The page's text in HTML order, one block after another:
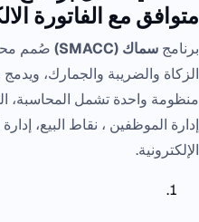
متوافق مع الفاتورة
برنامج سماك (SMACC)
صُمم
الزكاة والضريبة والجمارك،
منظومة واحدة تشمل المحاسبة،
إدارة الموظفين ، نقاط البيع، إدارة
الإلكترونية.